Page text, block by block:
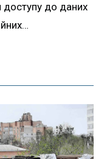
доступу до даних